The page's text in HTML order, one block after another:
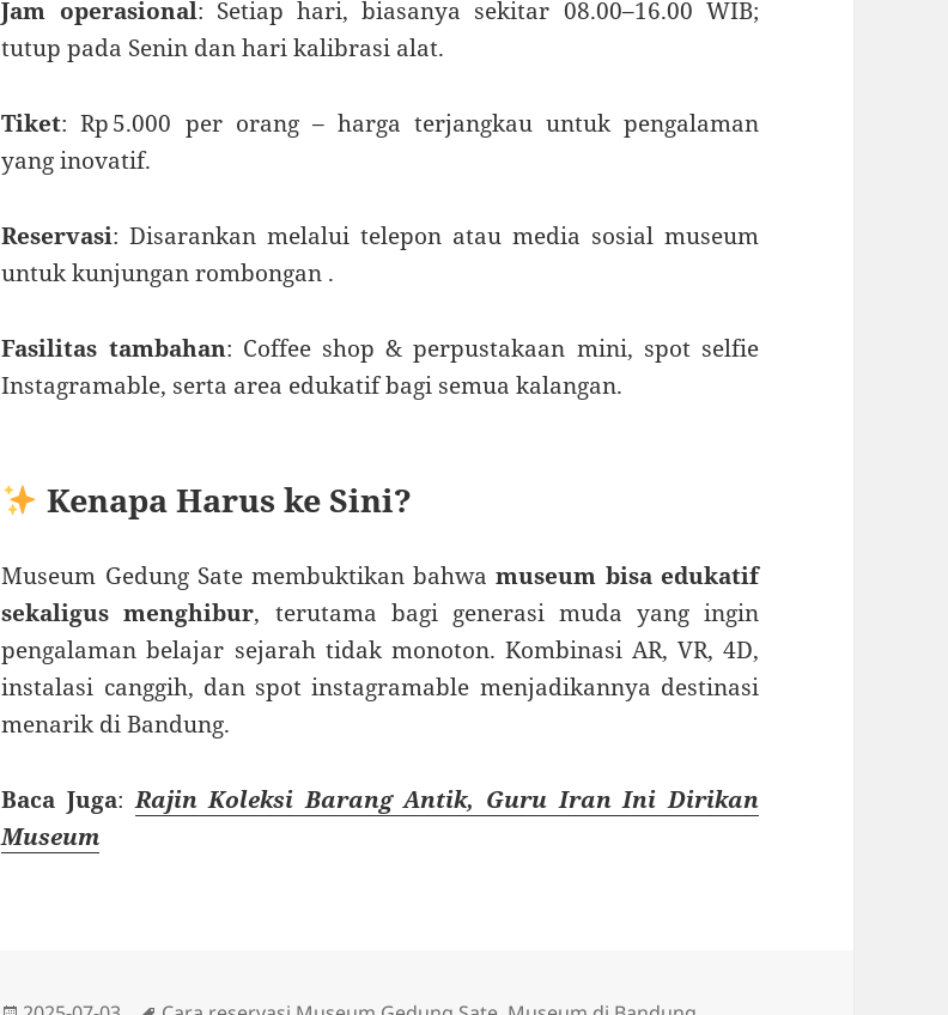
Jam operasional: Setiap hari, biasanya sekitar 08.00–16.00 WIB;
tutup pada Senin dan hari kalibrasi alat.
Tiket: Rp 5.000 per orang – harga terjangkau untuk pengalaman
yang inovatif.
Reservasi: Disarankan melalui telepon atau media sosial museum
untuk kunjungan rombongan .
Fasilitas tambahan: Coffee shop & perpustakaan mini, spot selfie
Instagramable, serta area edukatif bagi semua kalangan.
Kenapa Harus ke Sini?
Museum Gedung Sate membuktikan bahwamuseum bisa edukatif
sekaligus menghibur, terutama bagi generasi muda yang ingin
pengalaman belajar sejarah tidak monoton. Kombinasi AR, VR, 4D,
instalasi canggih, dan spot instagramable menjadikannya destinasi
menarik di Bandung.
Baca Juga:Rajin Koleksi Barang Antik, Guru Iran Ini Dirikan
Museum